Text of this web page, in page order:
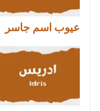
عيوب اسم جاسر